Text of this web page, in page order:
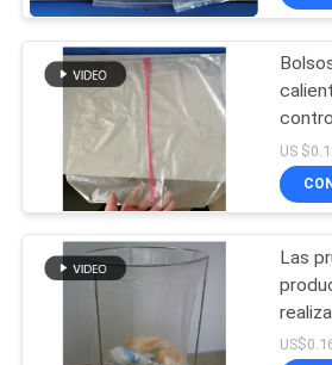
con
Las
las